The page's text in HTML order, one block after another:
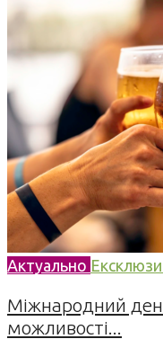
Актуально
Міжнародний
можливості...